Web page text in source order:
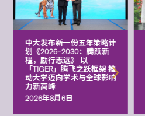
中大发布新一份五年策略计
划《2026‒2030：腾跃新
程，励行志远》 以
「TIGER」腾飞之跃框架 推
动大学迈向学术与全球影响
力新高峰
2026年8月6日